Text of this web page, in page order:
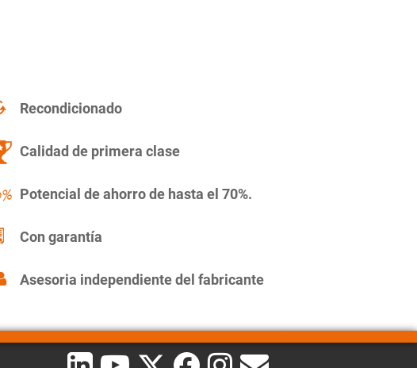
Recondicionado
Calidad de primera clase
Potencial de ahorro de hasta el 70%.
Con garantía
Asesoria independiente del fabricante